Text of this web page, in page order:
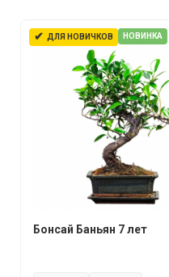
✔ ДЛЯ НОВИЧКОВ НОВИНКА
Бонсай Баньян 7 лет